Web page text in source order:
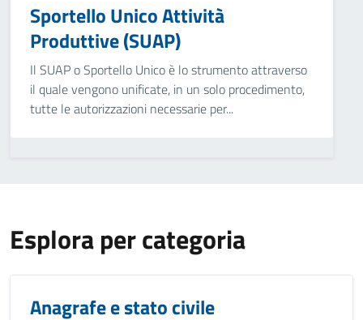
Sportello Unico Attività
Produttive (SUAP)
Il SUAP o Sportello Unico è lo strumento attraverso
il quale vengono unificate, in un solo procedimento,
tutte le autorizzazioni necessarie per...
Esplora per categoria
Anagrafe e stato civile